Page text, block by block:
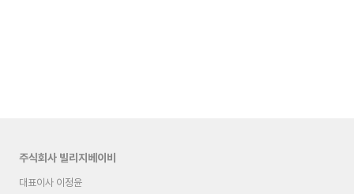
주식회사 빌리지베이비
대표이사 이정윤